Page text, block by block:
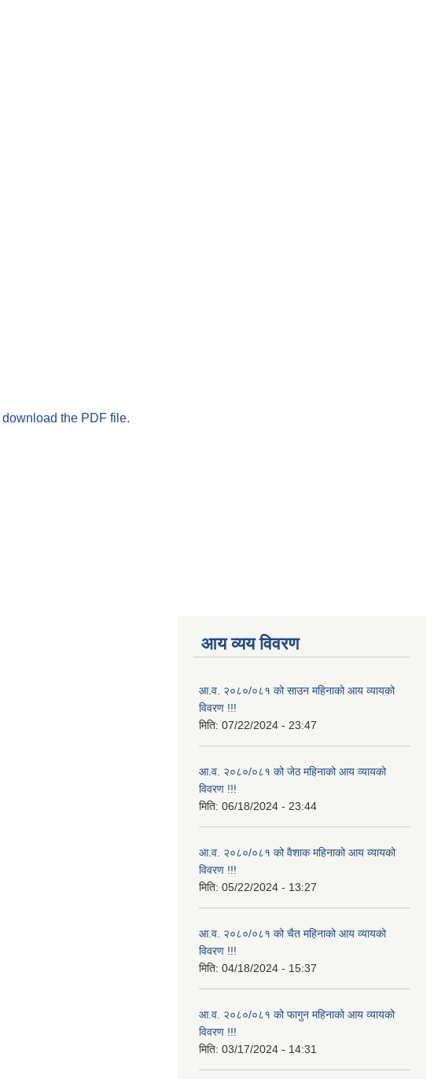
the PDF file.
आय व्यय विवरण
आ.व. २०८०/०८१ को साउन महिनाको आय व्यायको
विवरण !!!
मिति: 07/22/2024 - 23:47
आ.व. २०८०/०८१ को जेठ महिनाको आय व्यायको
विवरण !!!
मिति: 06/18/2024 - 23:44
आ.व. २०८०/०८१ को वैशाक महिनाको आय व्यायको
विवरण !!!
मिति: 05/22/2024 - 13:27
आ.व. २०८०/०८१ को चैत महिनाको आय व्यायको
विवरण !!!
मिति: 04/18/2024 - 15:37
आ.व. २०८०/०८१ को फागुन महिनाको आय व्यायको
विवरण !!!
मिति: 03/17/2024 - 14:31